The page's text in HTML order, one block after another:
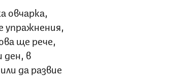
овчарка,
упражнения,
ще рече,
ден, в
да развие